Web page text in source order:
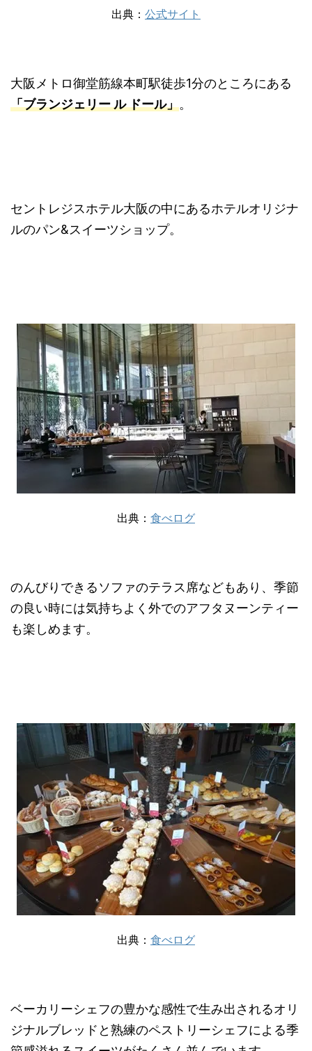
出典： 公式サイト
大阪メトロ御堂筋線本町駅徒歩1分のところにある
「ブランジェリー ル ドール」。
セントレジスホテル大阪の中にあるホテルオリジナ
ルのパン&スイーツショップ。
出典： 食べログ
のんびりできるソファのテラス席などもあり、季節
の良い時には気持ちよく外でのアフタヌーンティー
も楽しめます。
出典： 食べログ
ベーカリーシェフの豊かな感性で生み出されるオリ
ジナルブレッドと熟練のペストリーシェフによる季